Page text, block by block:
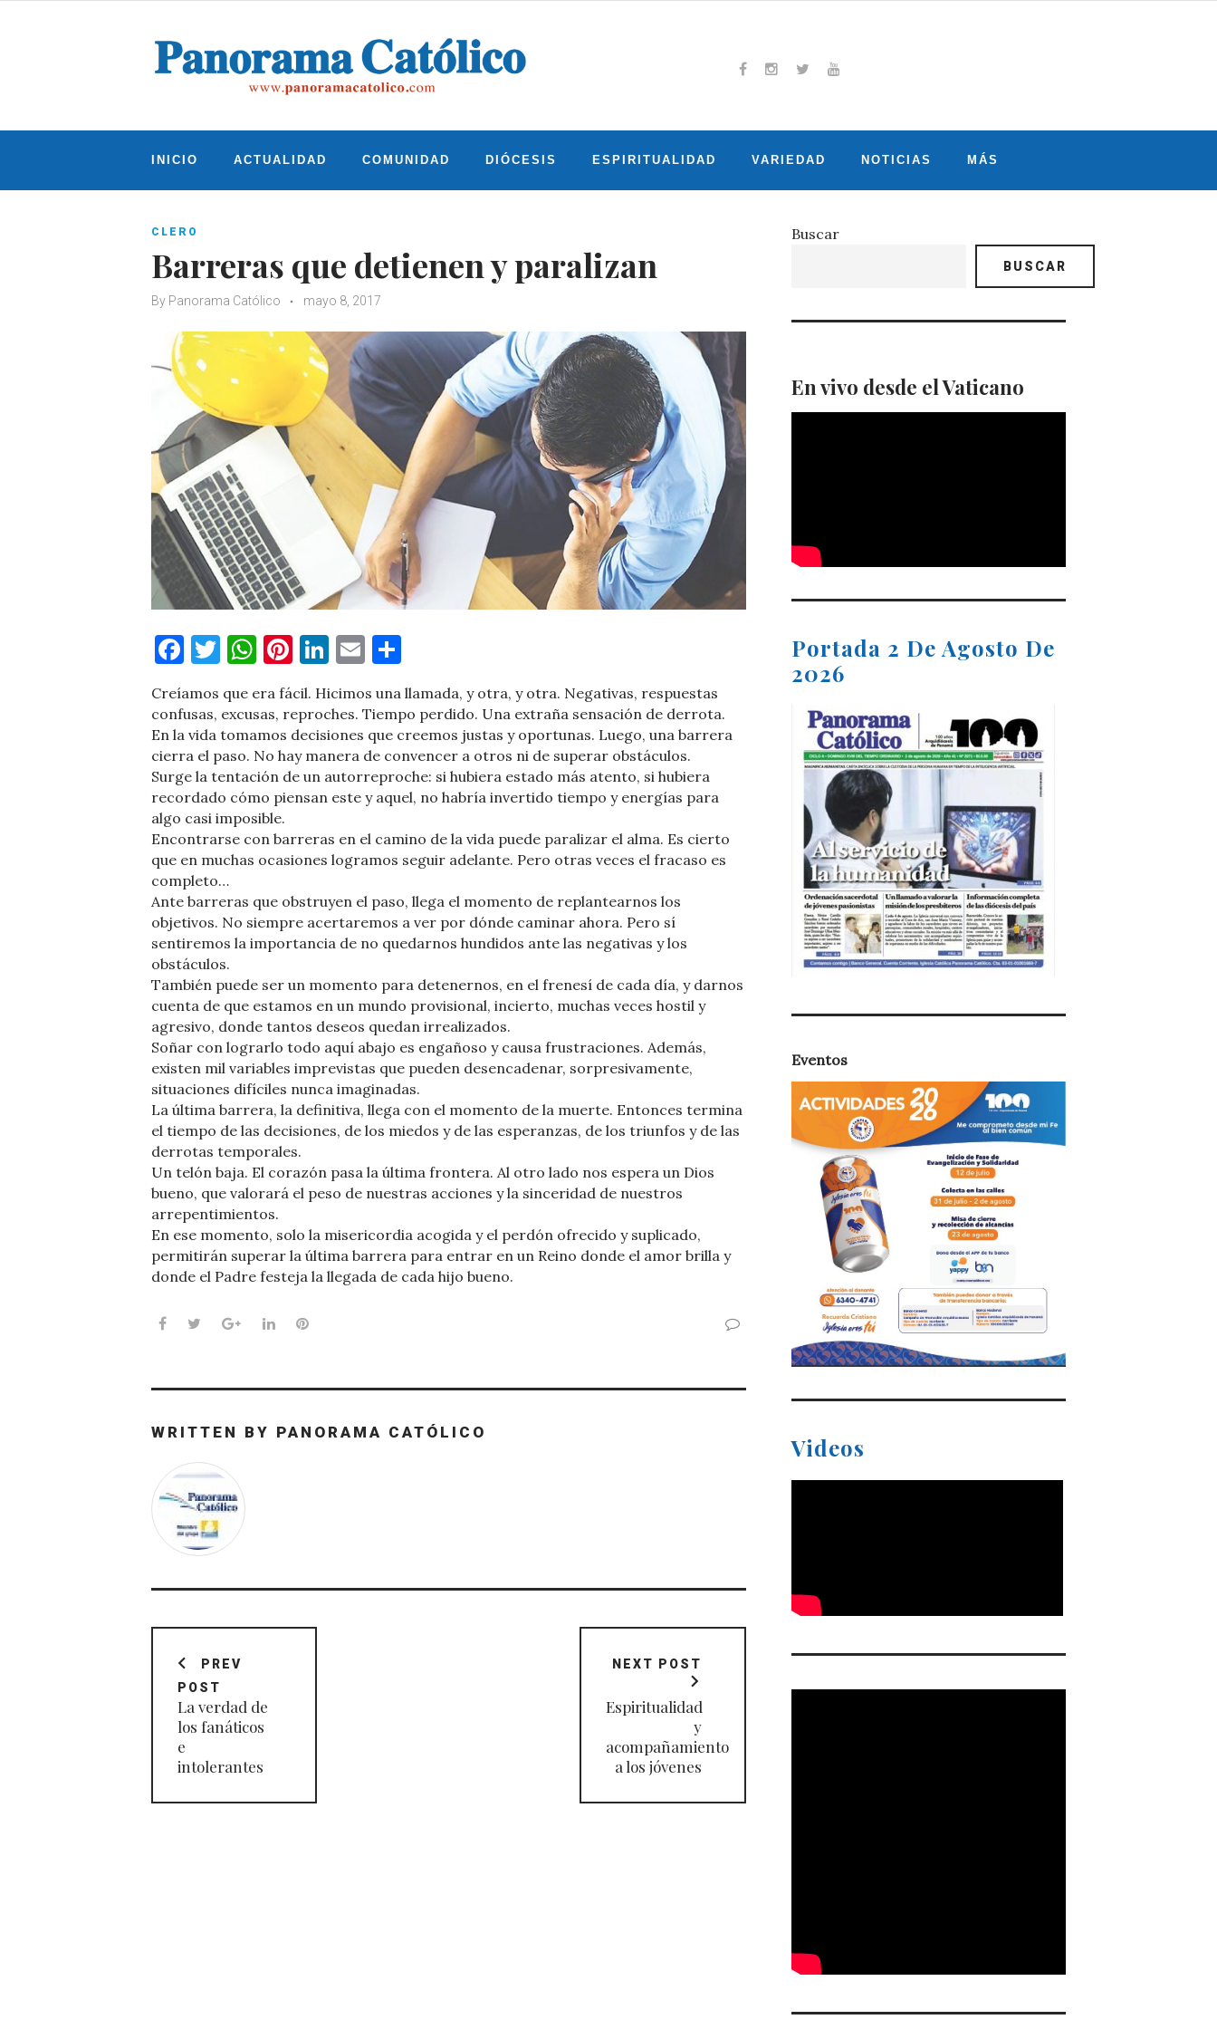
INICIO ACTUALIDAD COMUNIDAD DIÓCESIS ESPIRITUALIDAD VARIEDAD NOTICIAS MÁS
CLERO
Barreras que detienen y paralizan
By Panorama Católico mayo 8, 2017
Facebook
Twitter
WhatsApp
Pinterest
LinkedIn
Email
Creíamos que era fácil. Hicimos una llamada, y otra, y otra. Negativas, respuestas
confusas, excusas, reproches. Tiempo perdido. Una extraña sensación de derrota.
En la vida tomamos decisiones que creemos justas y oportunas. Luego, una barrera
cierra el paso. No hay manera de convencer a otros ni de superar obstáculos.
Surge la tentación de un autorreproche: si hubiera estado más atento, si hubiera
recordado cómo piensan este y aquel, no habría invertido tiempo y energías para
algo casi imposible.
Encontrarse con barreras en el camino de la vida puede paralizar el alma. Es cierto
que en muchas ocasiones logramos seguir adelante. Pero otras veces el fracaso es
completo…
Ante barreras que obstruyen el paso, llega el momento de replantearnos los
objetivos. No siempre acertaremos a ver por dónde caminar ahora. Pero sí
sentiremos la importancia de no quedarnos hundidos ante las negativas y los
obstáculos.
También puede ser un momento para detenernos, en el frenesí de cada día, y darnos
cuenta de que estamos en un mundo provisional, incierto, muchas veces hostil y
agresivo, donde tantos deseos quedan irrealizados.
Soñar con lograrlo todo aquí abajo es engañoso y causa frustraciones. Además,
existen mil variables imprevistas que pueden desencadenar, sorpresivamente,
situaciones difíciles nunca imaginadas.
La última barrera, la definitiva, llega con el momento de la muerte. Entonces termina
el tiempo de las decisiones, de los miedos y de las esperanzas, de los triunfos y de las
derrotas temporales.
Un telón baja. El corazón pasa la última frontera. Al otro lado nos espera un Dios
bueno, que valorará el peso de nuestras acciones y la sinceridad de nuestros
arrepentimientos.
En ese momento, solo la misericordia acogida y el perdón ofrecido y suplicado,
permitirán superar la última barrera para entrar en un Reino donde el amor brilla y
donde el Padre festeja la llegada de cada hijo bueno.
Facebook
TwitterGoogle+LinkedInPinterest
WRITTEN BY PANORAMA CATÓLICO
de
entradas
PREV
POST
La verdad de
los fanáticos
e
intolerantes
NEXT POST
Espiritualidad
y
acompañamiento
a los jóvenes
Buscar
BUSCAR
En vivo desde el Vaticano
Portada 2 De Agosto De
2026
Eventos
Videos